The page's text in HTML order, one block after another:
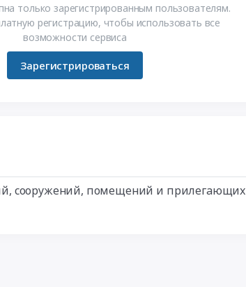
только зарегистрированным пользователям.
регистрацию, чтобы использовать все
возможности сервиса
Зарегистрироваться
сооружений, помещений и прилегающих